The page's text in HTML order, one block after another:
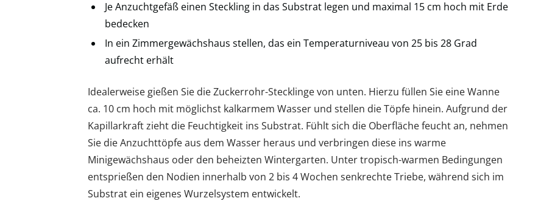
Je Anzuchtgefäß einen Steckling in das Substrat legen und maximal 15 cm hoch mit Erde
bedecken
In ein Zimmergewächshaus stellen, das ein Temperaturniveau von 25 bis 28 Grad
aufrecht erhält
Idealerweise gießen Sie die Zuckerrohr-Stecklinge von unten. Hierzu füllen Sie eine Wanne
ca. 10 cm hoch mit möglichst kalkarmem Wasser und stellen die Töpfe hinein. Aufgrund der
Kapillarkraft zieht die Feuchtigkeit ins Substrat. Fühlt sich die Oberfläche feucht an, nehmen
Sie die Anzuchttöpfe aus dem Wasser heraus und verbringen diese ins warme
Minigewächshaus oder den beheizten Wintergarten. Unter tropisch-warmen Bedingungen
entsprießen den Nodien innerhalb von 2 bis 4 Wochen senkrechte Triebe, während sich im
Substrat ein eigenes Wurzelsystem entwickelt.